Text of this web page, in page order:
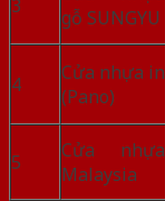
3
gỗ SUNGYU
4
Cửa nhựa in
(Pano)
5
Cửa nhựa
Malaysia